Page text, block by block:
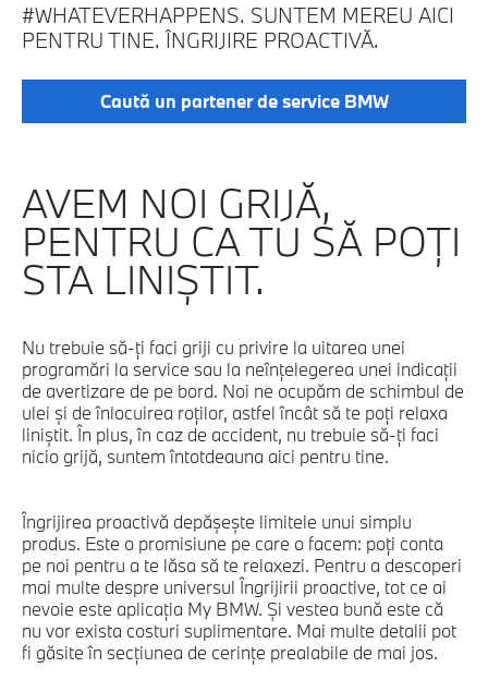
#WHATEVERHAPPENS. SUNTEM MEREU AICI
PENTRU TINE.ÎNGRIJIRE PROACTIVĂ.
Caută un partener de service BMW
AVEM NOI GRIJĂ,
PENTRU CA TU SĂ POŢI
STA LINIŞTIT.
Nu trebuie să-ți faci griji cu privire la uitarea unei
programări la service sau la neînțelegerea unei indicații
de avertizare de pe bord. Noi ne ocupăm de schimbul de
ulei și de înlocuirea roților, astfel încât să te poți relaxa
liniștit. În plus, în caz de accident, nu trebuie să-ți faci
nicio grijă, suntem întotdeauna aici pentru tine.
Îngrijirea proactivă depășește limitele unui simplu
produs. Este o promisiune pe care o facem: poți conta
pe noi pentru a te lăsa să te relaxezi. Pentru a descoperi
mai multe despre universul Îngrijirii proactive, tot ce ai
nevoie este aplicația My BMW. Și vestea bună este că
nu vor exista costuri suplimentare. Mai multe detalii pot
fi găsite în secțiunea de cerințe prealabile de mai jos.